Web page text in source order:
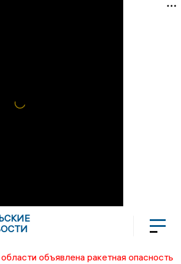
объявлена ракетная опасность